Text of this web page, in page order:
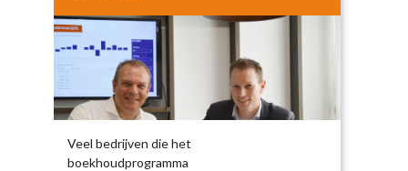
Veel bedrijven die het
boekhoudprogramma